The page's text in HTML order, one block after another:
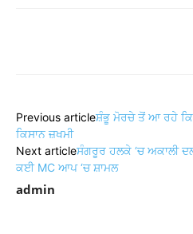
Previous articleਸ਼ੰਭੂ ਮੋਰਚੇ ਤੋਂ ਆ ਰਹੇ
ਕਿਸਾਨ ਜ਼ਖਮੀ
Next articleਸੰਗਰੂਰ ਹਲਕੇ ‘ਚ ਅਕਾਲੀ
ਕਈ MC ਆਪ ‘ਚ ਸ਼ਾਮਲ
admin